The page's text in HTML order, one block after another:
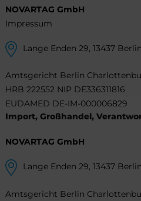
NOVARTAG GmbH
Impressum
Lange Enden 29, 13437
Amtsgericht Berlin
HRB 222552 NIP DE336311816
EUDAMED DE-IM-000006829
Import, Großhandel,
NOVARTAG GmbH
Lange Enden 29, 13437
Amtsgericht Berlin